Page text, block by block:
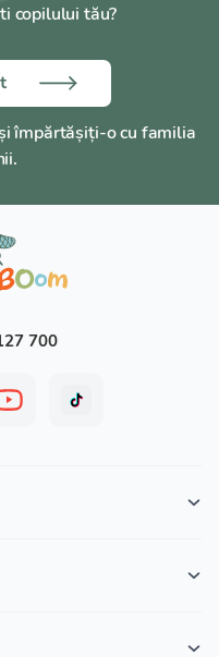
copilului tău?
împărtășiți-o cu familia
700